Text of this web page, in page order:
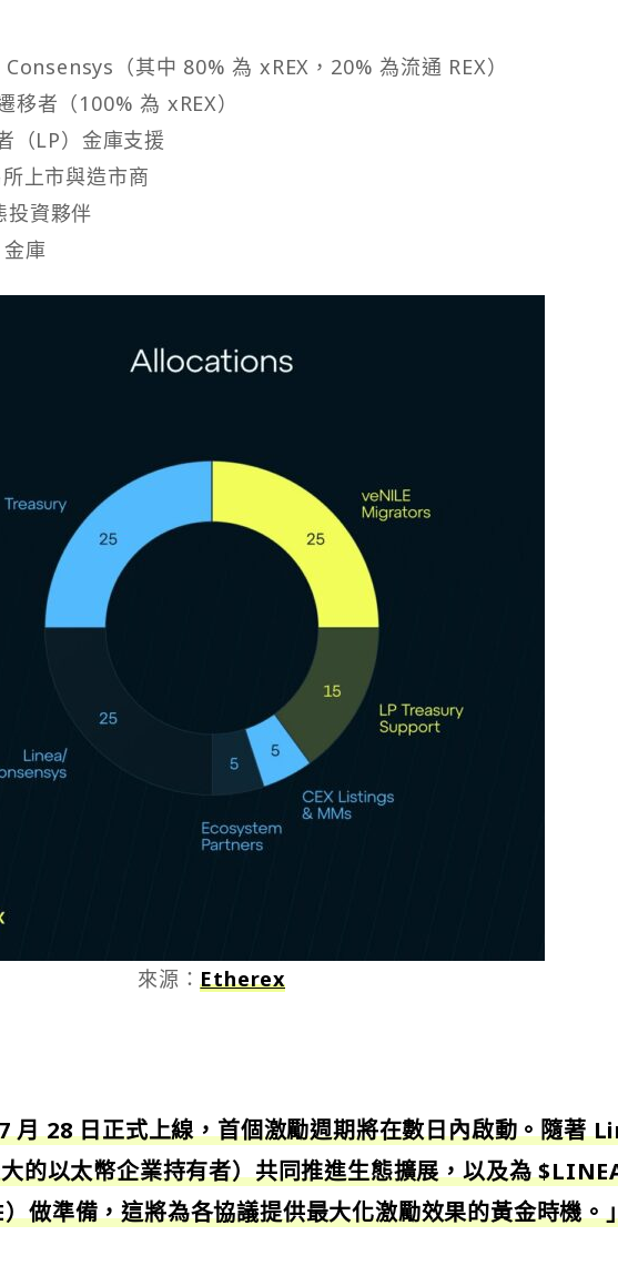
（其中 80% 為 xREX，20% 為流通 REX）
者（100% 為 xREX）
（LP）金庫支援
上市與造市商
資夥伴
庫
來源：Etherex
28 日正式上線，首個激勵週期將在數日內啟動。隨著
的以太幣企業持有者）共同推進生態擴展，以及為
做準備，這將為各協議提供最大化激勵效果的黃金時機。